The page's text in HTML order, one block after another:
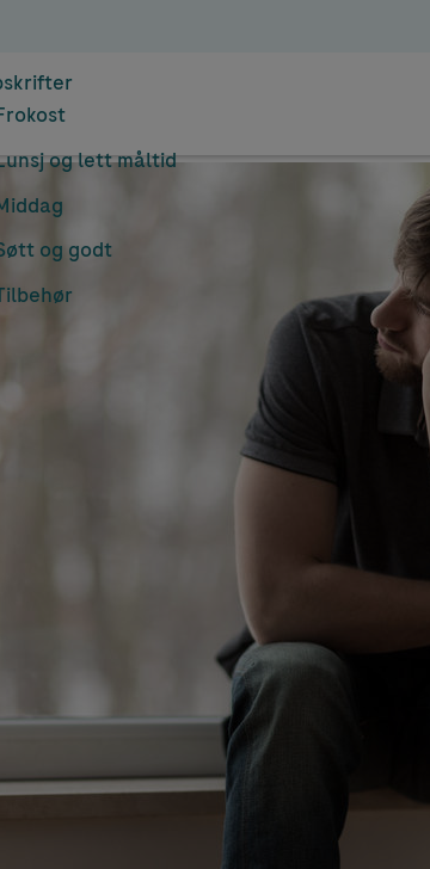
og lett måltid
og godt